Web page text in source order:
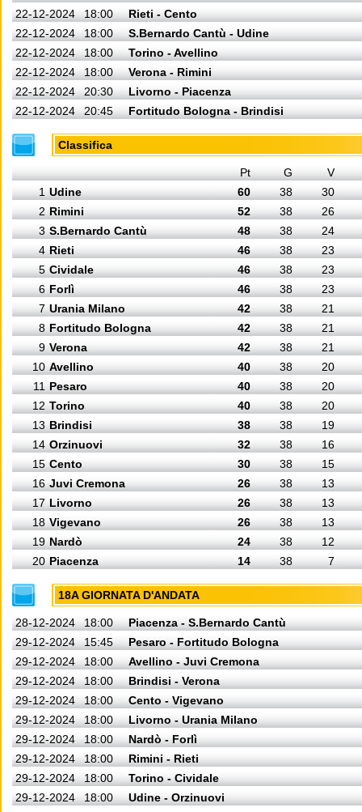
22-12-2024
18:00
Rieti - Cento
22-12-2024
18:00
S.Bernardo Cantù - Udine
22-12-2024
18:00
Torino - Avellino
22-12-2024
18:00
Verona - Rimini
22-12-2024
20:30
Livorno - Piacenza
22-12-2024
20:45 Fortitudo Bologna - Brindisi
Classifica
Pt G
V
1 Udine 60 38
30
2 Rimini 52 38
26
3 S.Bernardo Cantù 48 38
24
4 Rieti 46 38
23
5 Cividale 46 38
23
6 Forlì 46 38
23
7 Urania Milano 42 38
21
8 Fortitudo Bologna 42 38
21
9 Verona 42 38
21
10 Avellino 40 38
20
11 Pesaro 40 38
20
12 Torino 40 38
20
13 Brindisi 38 38
19
14 Orzinuovi 32 38
16
15 Cento 30 38
15
16 Juvi Cremona 26 38
13
17 Livorno 26 38
13
18 Vigevano 26 38
13
19 Nardò 24 38
12
20 Piacenza 14 38 7
18A GIORNATA D'ANDATA
28-12-2024 18:00
Piacenza - S.Bernardo Cantù
29-12-2024
15:45
Pesaro - Fortitudo Bologna
29-12-2024
18:00
Avellino - Juvi Cremona
29-12-2024
18:00
Brindisi - Verona
29-12-2024
18:00
Cento - Vigevano
29-12-2024
18:00
Livorno - Urania Milano
29-12-2024
18:00
Nardò - Forlì
29-12-2024
18:00
Rimini - Rieti
29-12-2024
18:00
Torino - Cividale
29-12-2024
18:00 Udine - Orzinuovi